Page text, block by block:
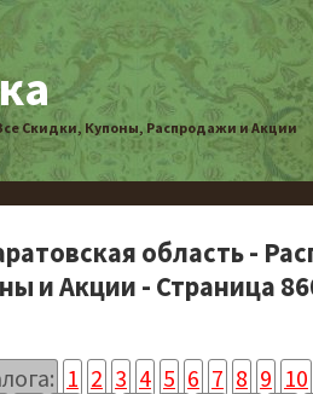
Скидки, Купоны, Распродажи и Акции
область -
и Акции - Страница
1 2 3 4 5 6 7 8 9 10